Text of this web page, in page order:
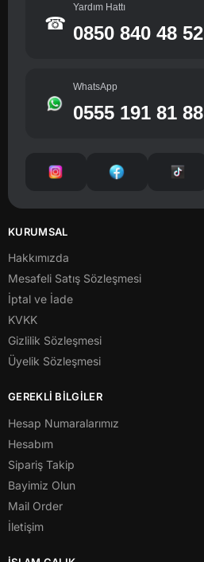
☎
Yardım Hattı
0850 840 48 52
WhatsApp
0555 191 81 88
KURUMSAL
Hakkımızda
Mesafeli Satış Sözleşmesi
İptal ve İade
KVKK
Gizlilik Sözleşmesi
Üyelik Sözleşmesi
GEREKLİ BİLGİLER
Hesap Numaralarımız
Hesabım
Sipariş Takip
Bayimiz Olun
Mail Order
İletişim